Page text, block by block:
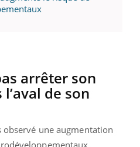
arrêter son
de son
une augmentation